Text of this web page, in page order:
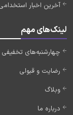
آخرین اخبار استخدامی
لینک‌های مهم
چهارشنبه‌های تخفیفی
رضایت و قبولی
وبلاگ
درباره ما